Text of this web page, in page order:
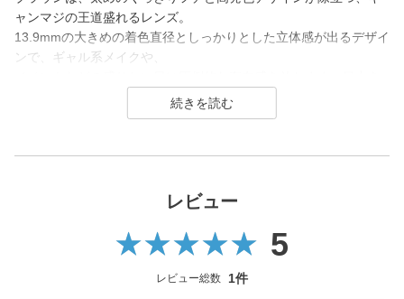
ャンマジの王道盛れるレンズ。
13.9mmの大きめの着色直径としっかりとした立体感が出るデザイ
ンで、ギャル系メイクや、
重視する方のための、絶対に外さないロングセラーアイテムで
candy magic 1month（キャンディーマジック マンスリー）は200
幅広い世代から愛されるロングセラーコンタクトレンズブラン
レンズ直径(DIA)14.5㎜の大きめレンズで瞳を大きく魅せながら、
レビュー
5
レビュー総数 1件